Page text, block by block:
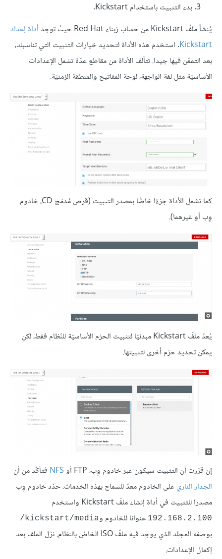
بدء التثبيت باستخدام Kickstart.
يُنشأ ملفّ Kickstart من حساب زبناء Red Hat حيثُ توجد
أداة إعداد
Kickstart. استخدم هذه الأداة لتحديد خيارات التثبيت التي تناسبك،
بعد التمعّن فيها جيدا. تتألف الأداة من مقاطع عدّة تشمل الإعدادات
الأساسيّة مثل لغة الواجهة، لوحة المفاتيح والمنطقة الزمنيّة.
كما تشمل الأداة جزءًا خاصًّا بمصدر التثبيت (قرص مُدمَج CD، خادوم
وِب أو غيرهما).
يُعدّ ملفّ Kickstart مبدئيّا لتثبيت الحزم الأساسيّة للنّظام فقط، لكن
يمكن تحديد حزم أخرى لتثبيتها.
إن قرّرت أن التثبيت سيكون عبر خادوم وِب، FTP أو NFS فتأكّد من أن
الجدار الناريعلى الخادوم معدّ للسماح بهذه الخدمات. حدّد خادوم وِب
مصدرا للتثبيت في أداة إنشاء ملفّ Kickstart واستخدم
192.168.2.100 عنوانا للخادوم وkickstart/media/
بوصفه المجلد الذي يوجد فيه ملفّ ISO الخاصّ بالنظام. نزل الملف بعد
إكمال الإعدادات.